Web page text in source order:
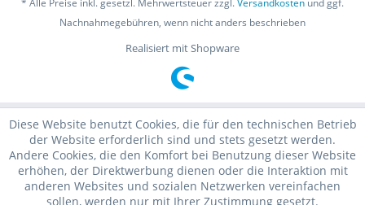
* Alle Preise inkl. gesetzl. Mehrwertsteuer zzgl.Versandkosten und ggf.
Nachnahmegebühren, wenn nicht anders beschrieben
Realisiert mit Shopware
Diese Website benutzt Cookies, die für den technischen Betrieb
der Website erforderlich sind und stets gesetzt werden.
Andere Cookies, die den Komfort bei Benutzung dieser Website
erhöhen, der Direktwerbung dienen oder die Interaktion mit
anderen Websites und sozialen Netzwerken vereinfachen
sollen, werden nur mit Ihrer Zustimmung gesetzt.